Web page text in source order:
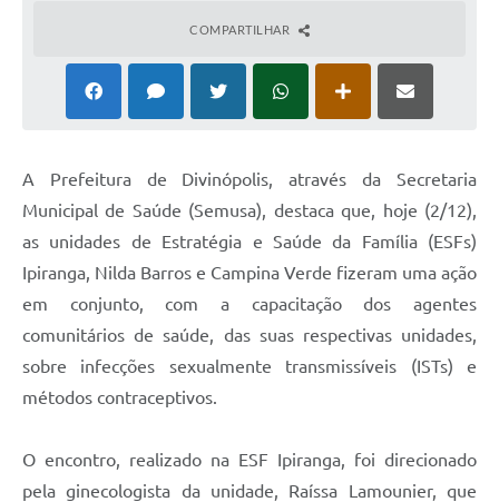
COMPARTILHAR
A Prefeitura de Divinópolis, através da Secretaria
Municipal de Saúde (Semusa), destaca que, hoje (2/12),
as unidades de Estratégia e Saúde da Família (ESFs)
Ipiranga, Nilda Barros e Campina Verde fizeram uma ação
em conjunto, com a capacitação dos agentes
comunitários de saúde, das suas respectivas unidades,
sobre infecções sexualmente transmissíveis (ISTs) e
métodos contraceptivos.
O encontro, realizado na ESF Ipiranga, foi direcionado
pela ginecologista da unidade, Raíssa Lamounier, que